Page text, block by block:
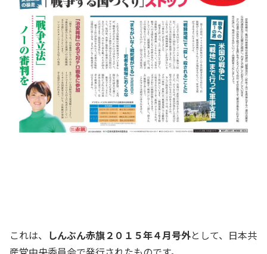
これは、 しんぶん赤旗２０１５年４月号外として、日本共